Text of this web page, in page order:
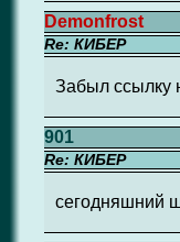
Demonfrost
Re: КИБЕР
Забыл ссылку
901
Re: КИБЕР
сегодняшний